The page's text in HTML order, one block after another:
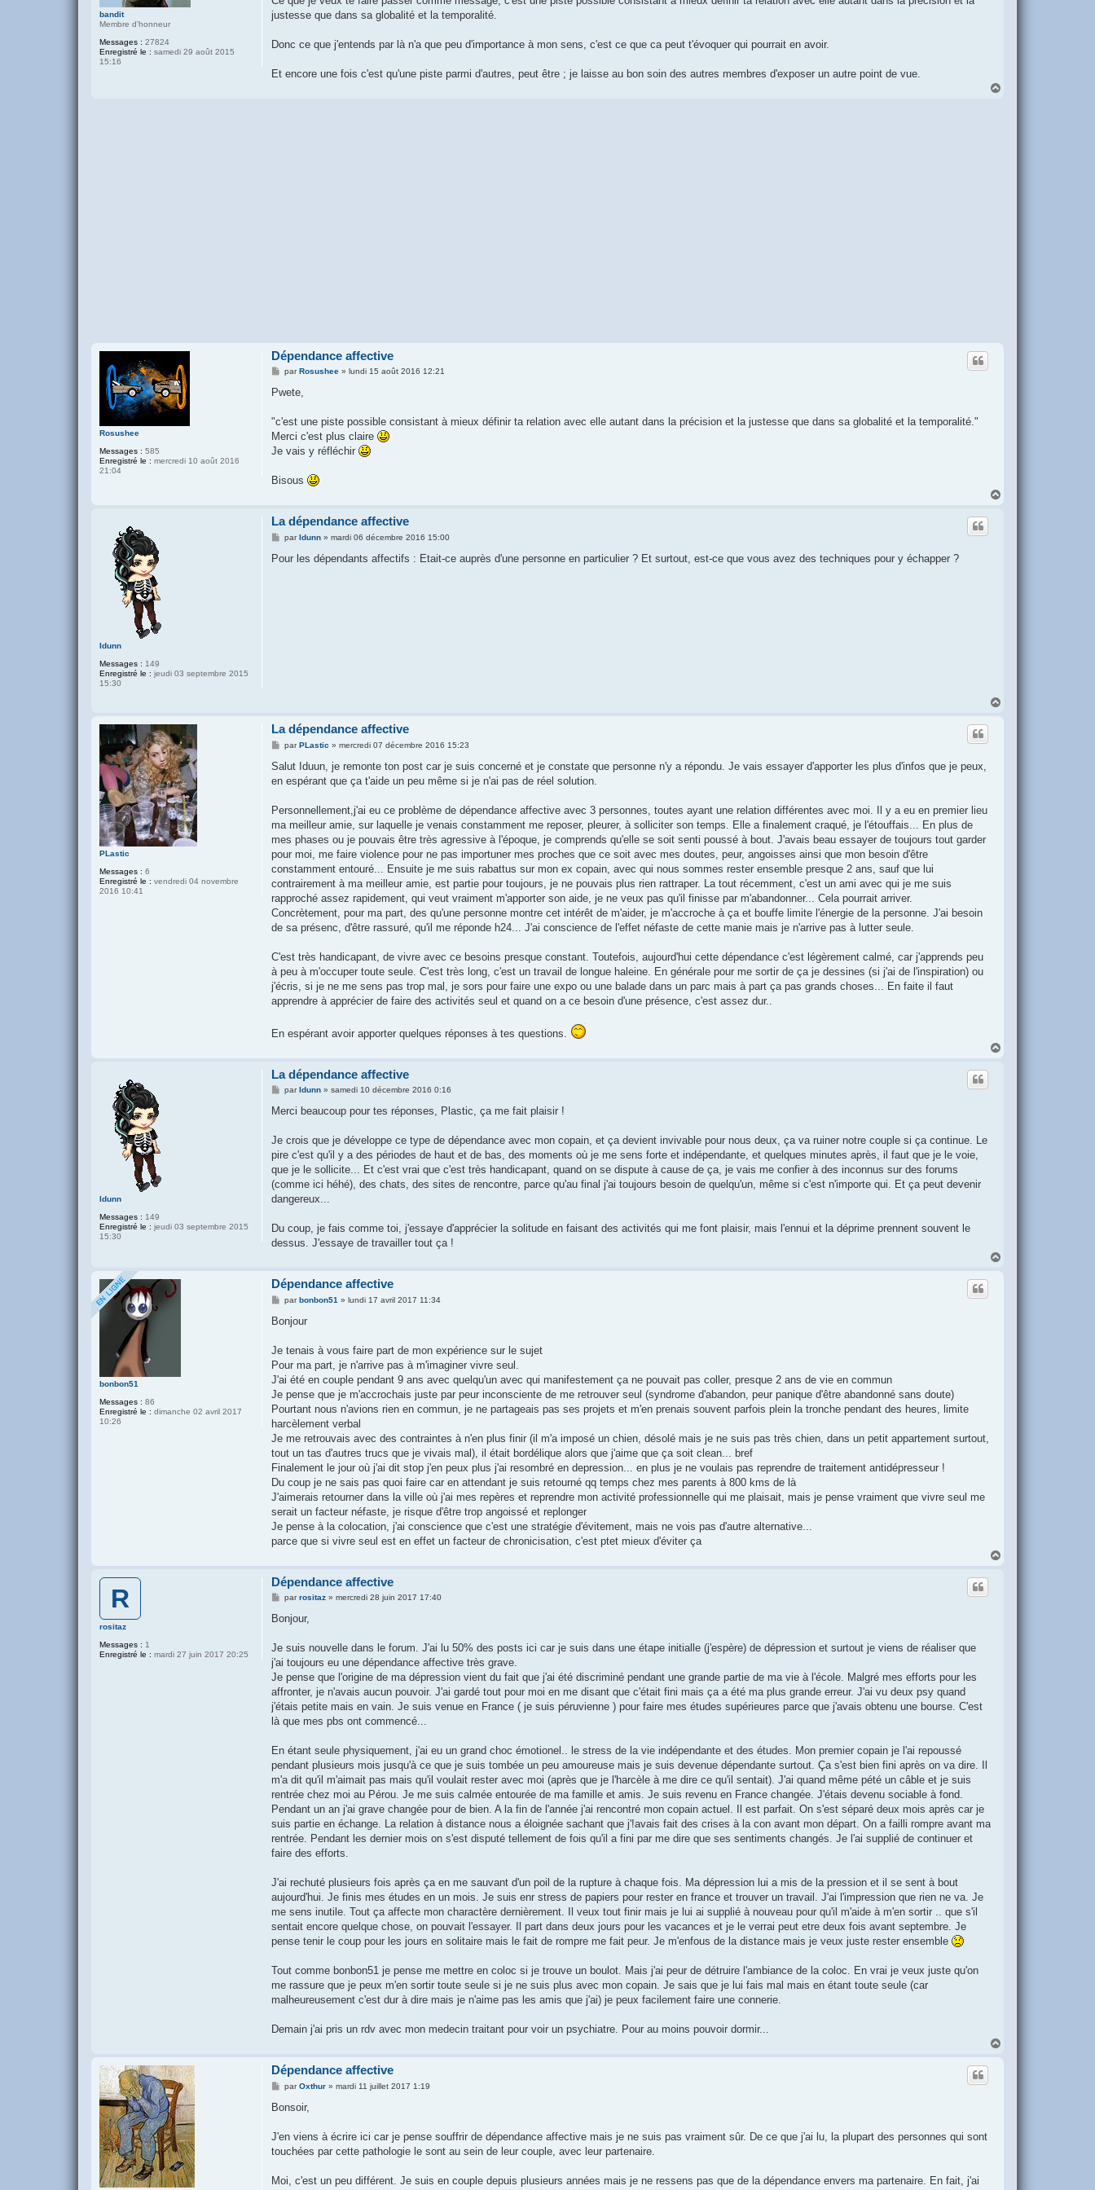
bandit
Membre d'honneur
Messages : 27824
Enregistré le : samedi 29 août 2015
15:16
justesse que dans sa globalité et la temporalité.
Donc ce que j'entends par là n'a que peu d'importance à mon sens, c'est ce que ca peut t'évoquer qui pourrait en avoir.
Et encore une fois c'est qu'une piste parmi d'autres, peut être ; je laisse au bon soin des autres membres d'exposer un autre point de vue.
Rosushee
Messages : 585
Enregistré le : mercredi 10 août 2016
21:04
Dépendance affective
M
s
g
par Rosushee» lundi 15 août 2016 12:21
Pwete,
"c'est une piste possible consistant à mieux définir ta relation avec elle autant dans la précision et la justesse que dans sa globalité et la temporalité."
Merci c'est plus claire
Je vais y réfléchir
Bisous
Idunn
Messages : 149
Enregistré le : jeudi 03 septembre 2015
15:30
La dépendance affective
M
s
parIdunn» mardi 06 décembre 2016 15:00
Pour les dépendants affectifs : Etait-ce auprès d'une personne en particulier ? Et surtout, est-ce que vous avez des techniques pour y échapper ?
PLastic
Messages : 6
Enregistré le : vendredi 04 novembre
2016 10:41
La dépendance affective
M
s
a
parPLastic » mercredi 07 décembre 2016 15:23
Salut Iduun, je remonte ton post car je suis concerné et je constate que personne n'y a répondu. Je vais essayer d'apporter les plus d'infos que je peux,
en espérant que ça t'aide un peu même si je n'ai pas de réel solution.
Personnellement,j'ai eu ce problème de dépendance affective avec 3 personnes, toutes ayant une relation différentes avec moi. Il y a eu en premier lieu
ma meilleur amie, sur laquelle je venais constamment me reposer, pleurer, à solliciter son temps. Elle a finalement craqué, je l'étouffais... En plus de
mes phases ou je pouvais être très agressive à l'époque, je comprends qu'elle se soit senti poussé à bout. J'avais beau essayer de toujours tout garder
pour moi, me faire violence pour ne pas importuner mes proches que ce soit avec mes doutes, peur, angoisses ainsi que mon besoin d'être
constamment entouré... Ensuite je me suis rabattus sur mon ex copain, avec qui nous sommes rester ensemble presque 2 ans, sauf que lui
contrairement à ma meilleur amie, est partie pour toujours, je ne pouvais plus rien rattraper. La tout récemment, c'est un ami avec qui je me suis
rapproché assez rapidement, qui veut vraiment m'apporter son aide, je ne veux pas qu'il finisse par m'abandonner... Cela pourrait arriver.
Concrètement, pour ma part, des qu'une personne montre cet intérêt de m'aider, je m'accroche à ça et bouffe limite l'énergie de la personne. J'ai besoin
de sa présenc, d'être rassuré, qu'il me réponde h24... J'ai conscience de l'effet néfaste de cette manie mais je n'arrive pas à lutter seule.
C'est très handicapant, de vivre avec ce besoins presque constant. Toutefois, aujourd'hui cette dépendance c'est légèrement calmé, car j'apprends peu
à peu à m'occuper toute seule. C'est très long, c'est un travail de longue haleine. En générale pour me sortir de ça je dessines (si j'ai de l'inspiration) ou
j'écris, si je ne me sens pas trop mal, je sors pour faire une expo ou une balade dans un parc mais à part ça pas grands choses... En faite il faut
apprendre à apprécier de faire des activités seul et quand on a ce besoin d'une présence, c'est assez dur..
En espérant avoir apporter quelques réponses à tes questions.
Idunn
Messages : 149
Enregistré le : jeudi 03 septembre 2015
15:30
La dépendance affective
M
s
g
par Idunn» samedi 10 décembre 2016 0:16
Merci beaucoup pour tes réponses, Plastic, ça me fait plaisir !
Je crois que je développe ce type de dépendance avec mon copain, et ça devient invivable pour nous deux, ça va ruiner notre couple si ça continue. Le
pire c'est qu'il y a des périodes de haut et de bas, des moments où je me sens forte et indépendante, et quelques minutes après, il faut que je le voie,
que je le sollicite... Et c'est vrai que c'est très handicapant, quand on se dispute à cause de ça, je vais me confier à des inconnus sur des forums
(comme ici héhé), des chats, des sites de rencontre, parce qu'au final j'ai toujours besoin de quelqu'un, même si c'est n'importe qui. Et ça peut devenir
dangereux...
Du coup, je fais comme toi, j'essaye d'apprécier la solitude en faisant des activités qui me font plaisir, mais l'ennui et la déprime prennent souvent le
dessus. J'essaye de travailler tout ça !
bonbon51
Messages : 86
Enregistré le : dimanche 02 avril 2017
10:26
Dépendance affective
M
s
g
parbonbon51 » lundi 17 avril 2017 11:34
Bonjour
Je tenais à vous faire part de mon expérience sur le sujet
Pour ma part, je n'arrive pas à m'imaginer vivre seul.
J'ai été en couple pendant 9 ans avec quelqu'un avec qui manifestement ça ne pouvait pas coller, presque 2 ans de vie en commun
Je pense que je m'accrochais juste par peur inconsciente de me retrouver seul (syndrome d'abandon, peur panique d'être abandonné sans doute)
Pourtant nous n'avions rien en commun, je ne partageais pas ses projets et m'en prenais souvent parfois plein la tronche pendant des heures, limite
harcèlement verbal
Je me retrouvais avec des contraintes à n'en plus finir (il m'a imposé un chien, désolé mais je ne suis pas très chien, dans un petit appartement surtout,
tout un tas d'autres trucs que je vivais mal), il était bordélique alors que j'aime que ça soit clean... bref
Finalement le jour où j'ai dit stop j'en peux plus j'ai resombré en depression... en plus je ne voulais pas reprendre de traitement antidépresseur !
Du coup je ne sais pas quoi faire car en attendant je suis retourné qq temps chez mes parents à 800 kms de là
J'aimerais retourner dans la ville où j'ai mes repères et reprendre mon activité professionnelle qui me plaisait, mais je pense vraiment que vivre seul me
serait un facteur néfaste, je risque d'être trop angoissé et replonger
Je pense à la colocation, j'ai conscience que c'est une stratégie d'évitement, mais ne vois pas d'autre alternative...
parce que si vivre seul est en effet un facteur de chronicisation, c'est ptet mieux d'éviter ça
R
rositaz
Messages : 1
Enregistré le : mardi 27 juin 2017 20:25
Dépendance affective
M
s
g
parrositaz» mercredi 28 juin 2017 17:40
Bonjour,
Je suis nouvelle dans le forum. J'ai lu 50% des posts ici car je suis dans une étape initialle (j'espère) de dépression et surtout je viens de réaliser que
j'ai toujours eu une dépendance affective très grave.
Je pense que l'origine de ma dépression vient du fait que j'ai été discriminé pendant une grande partie de ma vie à l'école. Malgré mes efforts pour les
affronter, je n'avais aucun pouvoir. J'ai gardé tout pour moi en me disant que c'était fini mais ça a été ma plus grande erreur. J'ai vu deux psy quand
j'étais petite mais en vain. Je suis venue en France ( je suis péruvienne ) pour faire mes études supérieures parce que j'avais obtenu une bourse. C'est
là que mes pbs ont commencé...
En étant seule physiquement, j'ai eu un grand choc émotionel.. le stress de la vie indépendante et des études. Mon premier copain je l'ai repoussé
pendant plusieurs mois jusqu'à ce que je suis tombée un peu amoureuse mais je suis devenue dépendante surtout. Ça s'est bien fini après on va dire. Il
m'a dit qu'il m'aimait pas mais qu'il voulait rester avec moi (après que je l'harcèle à me dire ce qu'il sentait). J'ai quand même pété un câble et je suis
rentrée chez moi au Pérou. Je me suis calmée entourée de ma famille et amis. Je suis revenu en France changée. J'étais devenu sociable à fond.
Pendant un an j'ai grave changée pour de bien. A la fin de l'année j'ai rencontré mon copain actuel. Il est parfait. On s'est séparé deux mois après car je
suis partie en échange. La relation à distance nous a éloignée sachant que j'!avais fait des crises à la con avant mon départ. On a failli rompre avant ma
rentrée. Pendant les dernier mois on s'est disputé tellement de fois qu'il a fini par me dire que ses sentiments changés. Je l'ai supplié de continuer et
faire des efforts.
J'ai rechuté plusieurs fois après ça en me sauvant d'un poil de la rupture à chaque fois. Ma dépression lui a mis de la pression et il se sent à bout
aujourd'hui. Je finis mes études en un mois. Je suis enr stress de papiers pour rester en france et trouver un travail. J'ai l'impression que rien ne va. Je
me sens inutile. Tout ça affecte mon charactère dernièrement. Il veux tout finir mais je lui ai supplié à nouveau pour qu'il m'aide à m'en sortir .. que s'il
sentait encore quelque chose, on pouvait l'essayer. Il part dans deux jours pour les vacances et je le verrai peut etre deux fois avant septembre. Je
pense tenir le coup pour les jours en solitaire mais le fait de rompre me fait peur. Je m'enfous de la distance mais je veux juste rester ensemble
Tout comme bonbon51 je pense me mettre en coloc si je trouve un boulot. Mais j'ai peur de détruire l'ambiance de la coloc. En vrai je veux juste qu'on
me rassure que je peux m'en sortir toute seule si je ne suis plus avec mon copain. Je sais que je lui fais mal mais en étant toute seule (car
malheureusement c'est dur à dire mais je n'aime pas les amis que j'ai) je peux facilement faire une connerie.
Demain j'ai pris un rdv avec mon medecin traitant pour voir un psychiatre. Pour au moins pouvoir dormir...
Dépendance affective
M
s
g
parOxthur» mardi 11 juillet 2017 1:19
Bonsoir,
J'en viens à écrire ici car je pense souffrir de dépendance affective mais je ne suis pas vraiment sûr. De ce que j'ai lu, la plupart des personnes qui sont
touchées par cette pathologie le sont au sein de leur couple, avec leur partenaire.
Moi, c'est un peu différent. Je suis en couple depuis plusieurs années mais je ne ressens pas que de la dépendance envers ma partenaire. En fait, j'ai